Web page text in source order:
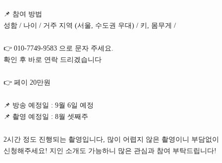
📌 참여 방법
성함 / 나이 / 거주 지역 (서울, 수도권 우대) / 키, 몸무게 /
👉 010-7749-9583 으로 문자 주세요.
확인 후 바로 연락 드리겠습니다
👉 페이 20만원
📌 방송 예정일 : 9월 6일 예정
📌 촬영 예정일 : 8월 셋째주
2시간 정도 진행되는 촬영입니다, 많이 어렵지 않은 촬영이니 부담없이
신청해주세요! 지인 소개도 가능하니 많은 관심과 참여 부탁드립니다!